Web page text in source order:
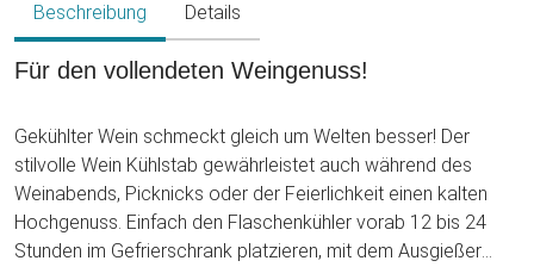
Beschreibung Details
Für den vollendeten Weingenuss!
Gekühlter Wein schmeckt gleich um Welten besser! Der
stilvolle Wein Kühlstab gewährleistet auch während des
Weinabends, Picknicks oder der Feierlichkeit einen kalten
Hochgenuss. Einfach den Flaschenkühler vorab 12 bis 24
Stunden im Gefrierschrank platzieren, mit dem Ausgießer